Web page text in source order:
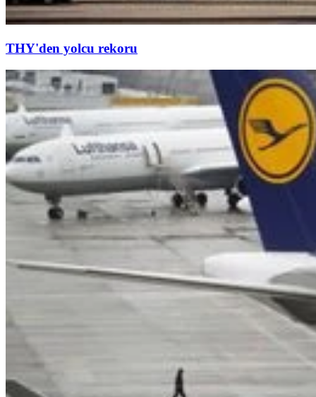
THY'den yolcu rekoru